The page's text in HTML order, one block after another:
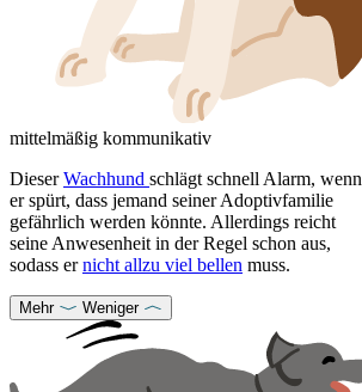
mittelmäßig kommunikativ
DieserWachhund schlägt schnell Alarm, wenn
er spürt, dass jemand seiner Adoptivfamilie
gefährlich werden könnte. Allerdings reicht
seine Anwesenheit in der Regel schon aus,
sodass ernicht allzu viel bellen muss.
Mehr Weniger